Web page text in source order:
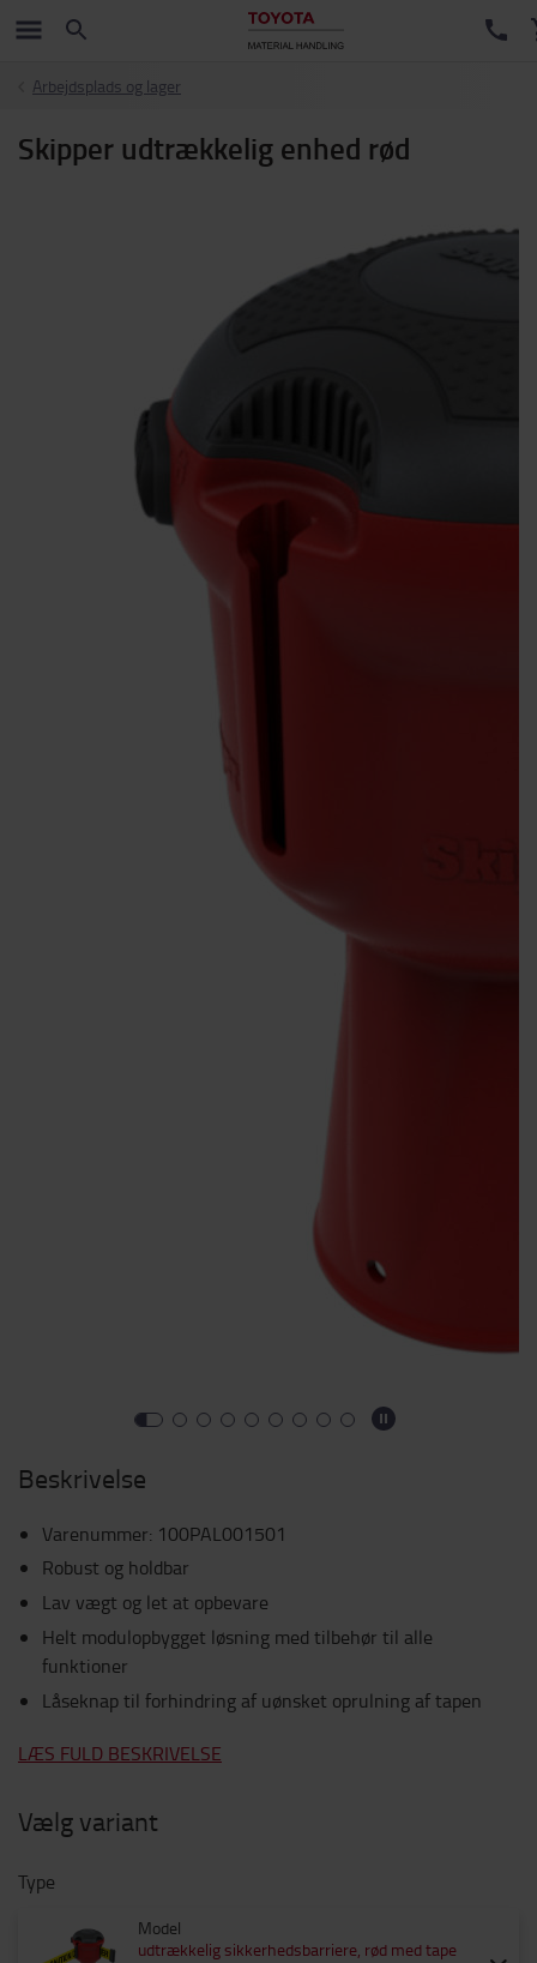
Arbejdsplads og lager
Skipper udtrækkelig enhed rød
Beskrivelse
Varenummer: 100PAL001501
Robust og holdbar
Lav vægt og let at opbevare
Helt modulopbygget løsning med tilbehør til alle
funktioner
Låseknap til forhindring af uønsket oprulning af tapen
LÆS FULD BESKRIVELSE
Vælg variant
Type
Model
udtrækkelig sikkerhedsbarriere, rød med tape